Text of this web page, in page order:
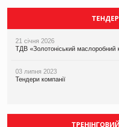
21 січня 2026
ТДВ «Золотоніський маслоробний
03 липня 2023
Тендери компанії